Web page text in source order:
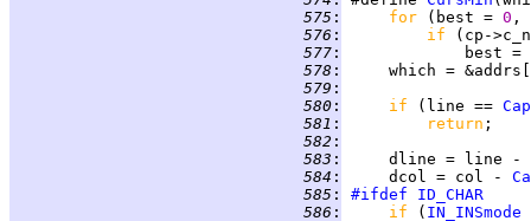
575 : for (best = 0 ,
576 :
if
577 :
578 :
579 :
580 : if (line ==
581 : return
582 :
583 :
     dline = line -
584 :
     dcol = col -
585 : #ifdef
ID_CHAR
586 : if ( IN_INSmode